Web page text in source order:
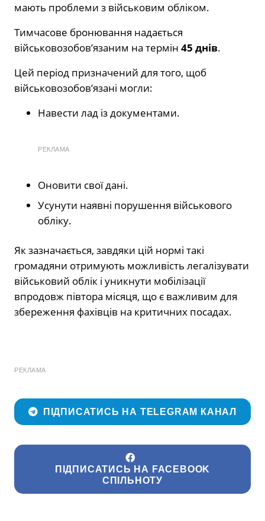
мають проблеми з військовим обліком.
Тимчасове бронювання надається
військовозобов’язаним на термін 45 днів.
Цей період призначений для того, щоб
військовозобов’язані могли:
Навести лад із документами.
РЕКЛАМА
Оновити свої дані.
Усунути наявні порушення військового
обліку.
Як зазначається, завдяки цій нормі такі
громадяни отримують можливість легалізувати
військовий облік і уникнути мобілізації
впродовж півтора місяця, що є важливим для
збереження фахівців на критичних посадах.
РЕКЛАМА
ПІДПИСАТИСЬ НА TELEGRAM КАНАЛ
ПІДПИСАТИСЬ НА FACEBOOK
СПІЛЬНОТУ